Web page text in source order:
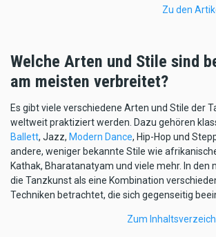
Zu den
Welche Arten und Stile sind
am meisten verbreitet?
Es gibt viele verschiedene Arten und Stile der
weltweit praktiziert werden. Dazu gehören
Ballett, Jazz, Modern Dance, Hip-Hop und
andere, weniger bekannte Stile wie
Kathak, Bharatanatyam und viele mehr. In den
die Tanzkunst als eine Kombination
Techniken betrachtet, die sich gegenseitig
Zum